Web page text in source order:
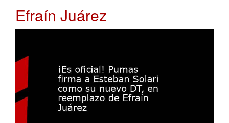
Efraín Juárez